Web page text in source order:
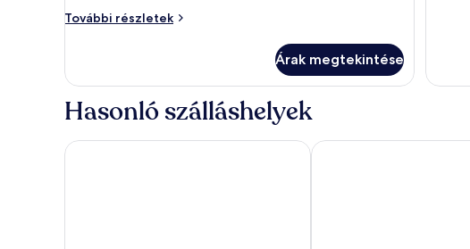
További részletek
Stúdió,
Árak megtekintése
Hasonló szálláshelyek
Anna Grand Hotel Danubius Hotel Annabella